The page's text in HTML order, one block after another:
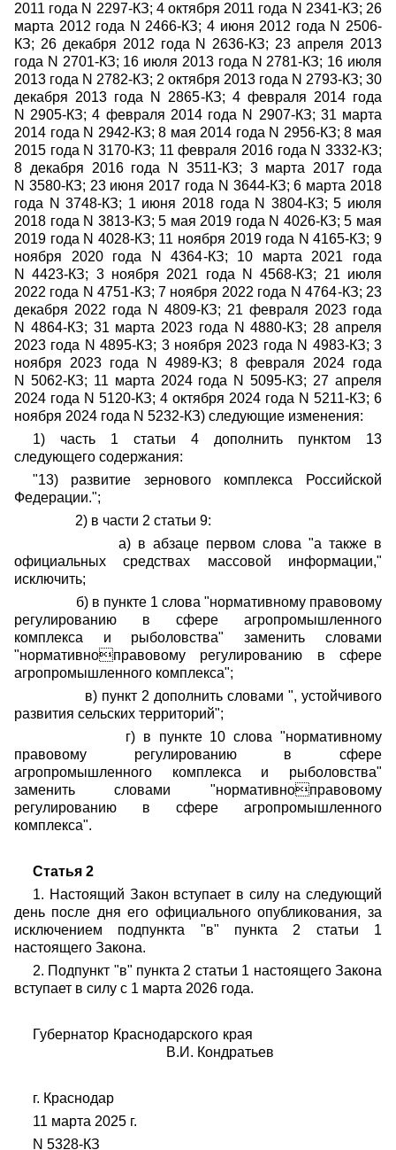
2011 года N 2297-КЗ; 4 октября 2011 года N 2341-КЗ; 26
марта 2012 года N 2466-КЗ; 4 июня 2012 года N 2506-
КЗ; 26 декабря 2012 года N 2636-КЗ; 23 апреля 2013
года N 2701-КЗ; 16 июля 2013 года N 2781-КЗ; 16 июля
2013 года N 2782-КЗ; 2 октября 2013 года N 2793-КЗ; 30
декабря 2013 года N 2865-КЗ; 4 февраля 2014 года
N 2905-КЗ; 4 февраля 2014 года N 2907-КЗ; 31 марта
2014 года N 2942-КЗ; 8 мая 2014 года N 2956-КЗ; 8 мая
2015 года N 3170-КЗ; 11 февраля 2016 года N 3332-КЗ;
8 декабря 2016 года N 3511-КЗ; 3 марта 2017 года
N 3580-КЗ; 23 июня 2017 года N 3644-КЗ; 6 марта 2018
года N 3748-КЗ; 1 июня 2018 года N 3804-КЗ; 5 июля
2018 года N 3813-КЗ; 5 мая 2019 года N 4026-КЗ; 5 мая
2019 года N 4028-КЗ; 11 ноября 2019 года N 4165-КЗ; 9
ноября 2020 года N 4364-КЗ; 10 марта 2021 года
N 4423-КЗ; 3 ноября 2021 года N 4568-КЗ; 21 июля
2022 года N 4751-КЗ; 7 ноября 2022 года N 4764-КЗ; 23
декабря 2022 года N 4809-КЗ; 21 февраля 2023 года
N 4864-КЗ; 31 марта 2023 года N 4880-КЗ; 28 апреля
2023 года N 4895-КЗ; 3 ноября 2023 года N 4983-КЗ; 3
ноября 2023 года N 4989-КЗ; 8 февраля 2024 года
N 5062-КЗ; 11 марта 2024 года N 5095-КЗ; 27 апреля
2024 года N 5120-КЗ; 4 октября 2024 года N 5211-КЗ; 6
ноября 2024 года N 5232-КЗ) следующие изменения:
1) часть 1 статьи 4 дополнить пунктом 13
следующего содержания:
"13) развитие зернового комплекса Российской
Федерации.";
2) в части 2 статьи 9:
а) в абзаце первом слова "а также в
официальных средствах массовой информации,"
исключить;
б) в пункте 1 слова "нормативному правовому
регулированию в сфере агропромышленного
комплекса и рыболовства" заменить словами
"нормативноправовому регулированию в сфере
агропромышленного комплекса";
в) пункт 2 дополнить словами ", устойчивого
развития сельских территорий";
г) в пункте 10 слова "нормативному
правовому регулированию в сфере
агропромышленного комплекса и рыболовства"
заменить словами "нормативноправовому
регулированию в сфере агропромышленного
комплекса".
Статья 2
1. Настоящий Закон вступает в силу на следующий
день после дня его официального опубликования, за
исключением подпункта "в" пункта 2 статьи 1
настоящего Закона.
2. Подпункт "в" пункта 2 статьи 1 настоящего Закона
вступает в силу с 1 марта 2026 года.
Губернатор Краснодарского края
В.И. Кондратьев
г. Краснодар
11 марта 2025 г.
N 5328-КЗ